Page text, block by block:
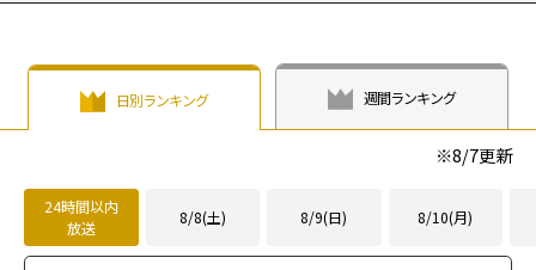
日別ランキング 週間ランキング
※8/7更新
24時間以内
放送
8/8(土) 8/9(日) 8/10(月)